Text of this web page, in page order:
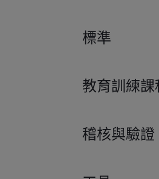
標準
教育訓練
稽核與驗證